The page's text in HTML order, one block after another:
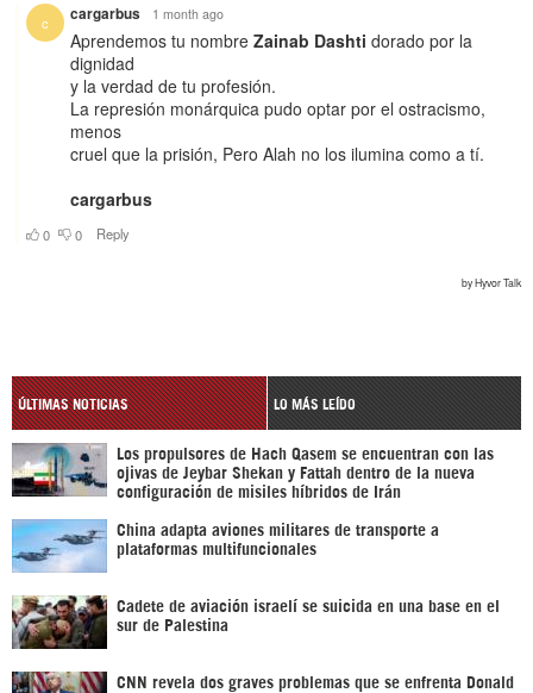
ÚLTIMAS NOTICIAS LO MÁS LEÍDO
Los propulsores de Hach Qasem se encuentran con las
ojivas de Jeybar Shekan y Fattah dentro de la nueva
configuración de misiles híbridos de Irán
China adapta aviones militares de transporte a
plataformas multifuncionales
Cadete de aviación israelí se suicida en una base en el
sur de Palestina
CNN revela dos graves problemas que se enfrenta Donald